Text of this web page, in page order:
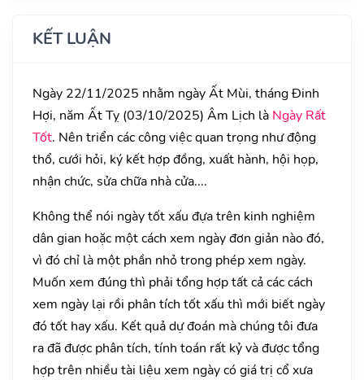
KẾT LUẬN
Ngày 22/11/2025 nhằm ngày Ất Mùi, tháng Đinh
Hợi, năm Ất Tỵ (03/10/2025) Âm Lịch là Ngày Rất
Tốt. Nên triển các công việc quan trọng như động
thổ, cưới hỏi, ký kết hợp đồng, xuất hành, hội họp,
nhận chức, sửa chữa nhà cửa....
Không thể nói ngày tốt xấu đựa trên kinh nghiệm
dân gian hoặc một cách xem ngày đơn giản nào đó,
vì đó chỉ là một phần nhỏ trong phép xem ngày.
Muốn xem đúng thì phải tổng hợp tất cả các cách
xem ngày lại rồi phân tích tốt xấu thì mới biết ngày
đó tốt hay xấu. Kết quả dự đoán mà chúng tôi đưa
ra đã được phân tích, tính toán rất kỷ và được tổng
hợp trên nhiều tài liệu xem ngày có giá trị cổ xưa